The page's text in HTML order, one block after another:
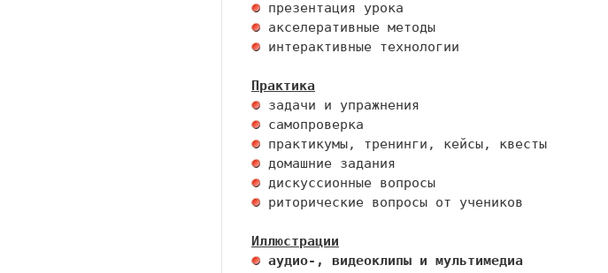
интерактивные технологии
Практика
риторические вопросы от учеников
Иллюстрации
аудио-, видеоклипы и мультимедиа